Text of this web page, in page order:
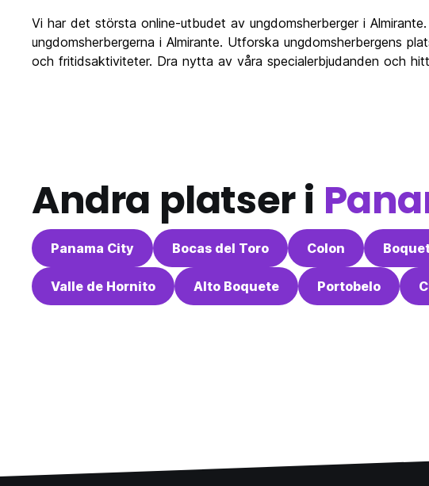
Vi har det största online-utbudet av ungdomsherberger i
ungdomsherbergerna i Almirante. Utforska ungdomsherbergens
och fritidsaktiviteter. Dra nytta av våra specialerbjudanden och
Andra platser i
Panama City Bocas del Toro Colon
Valle de Hornito Alto Boquete Portobelo